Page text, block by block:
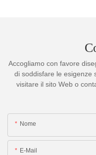
Accogliamo con favore
di soddisfare le esigenze
visitare il sito Web o
Nome
E-Mail